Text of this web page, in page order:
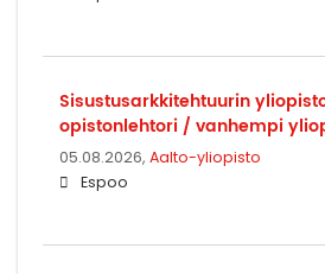
Si­sus­tusark­ki­teh­tuu­rin
opis­ton­leh­to­ri / van­hem­pi
05.08.2026, Aalto-yliopisto
Espoo